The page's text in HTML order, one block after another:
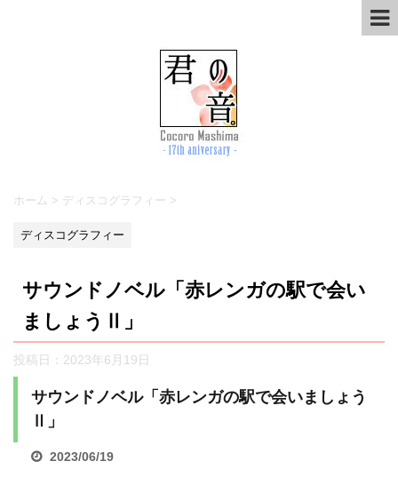
ホーム > ディスコグラフィー >
ディスコグラフィー
サウンドノベル「赤レンガの駅で会い
ましょうⅡ」
投稿日： 2023年6月19日
サウンドノベル「赤レンガの駅で会いましょう
Ⅱ」
2023/06/19